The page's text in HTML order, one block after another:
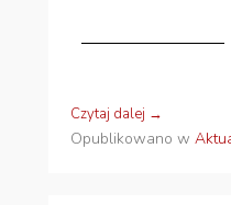
Czytaj dalej →
Opublikowano w